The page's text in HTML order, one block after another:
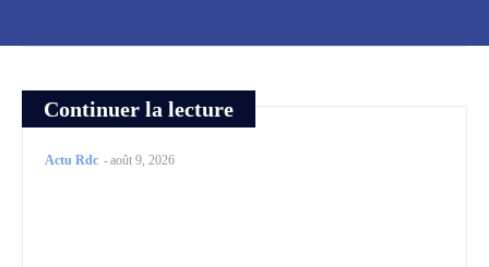
Continuer la lecture
Actu Rdc -août 9, 2026